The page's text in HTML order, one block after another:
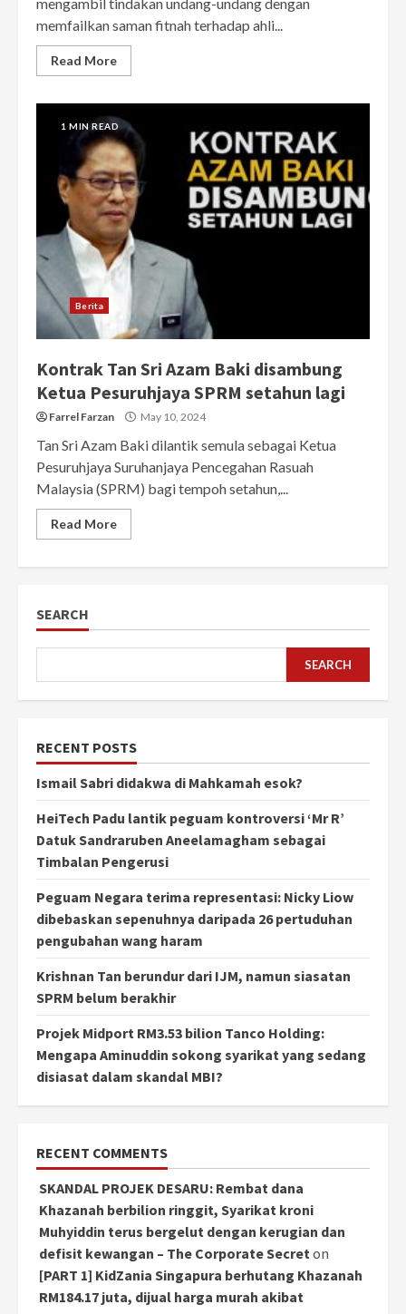
memfailkan saman fitnah terhadap ahli...
Read More
1 MIN READ
Berita
Kontrak Tan Sri Azam Baki disambung
Ketua Pesuruhjaya SPRM setahun lagi
Farrel Farzan May 10, 2024
Tan Sri Azam Baki dilantik semula sebagai Ketua
Pesuruhjaya Suruhanjaya Pencegahan Rasuah
Malaysia (SPRM) bagi tempoh setahun,...
Read More
SEARCH
SEARCH
RECENT POSTS
Ismail Sabri didakwa di Mahkamah esok?
HeiTech Padu lantik peguam kontroversi ‘Mr R’
Datuk Sandraruben Aneelamagham sebagai
Timbalan Pengerusi
Peguam Negara terima representasi: Nicky Liow
dibebaskan sepenuhnya daripada 26 pertuduhan
pengubahan wang haram
Krishnan Tan berundur dari IJM, namun siasatan
SPRM belum berakhir
Projek Midport RM3.53 bilion Tanco Holding:
Mengapa Aminuddin sokong syarikat yang sedang
disiasat dalam skandal MBI?
RECENT COMMENTS
SKANDAL PROJEK DESARU: Rembat dana
Khazanah berbilion ringgit, Syarikat kroni
Muhyiddin terus bergelut dengan kerugian dan
defisit kewangan – The Corporate Secreton
[PART 1] KidZania Singapura berhutang Khazanah
RM184.17 juta, dijual harga murah akibat